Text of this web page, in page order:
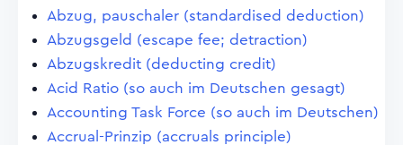
Abzug, pauschaler (standardised deduction)
Abzugsgeld (escape fee; detraction)
Abzugskredit (deducting credit)
Acid Ratio (so auch im Deutschen gesagt)
Accounting Task Force (so auch im Deutschen)
Accrual-Prinzip (accruals principle)